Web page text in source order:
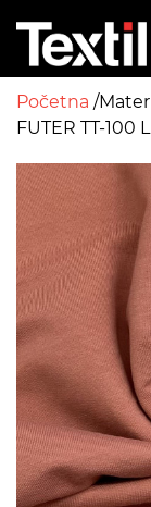
Početna
FUTER TT-100